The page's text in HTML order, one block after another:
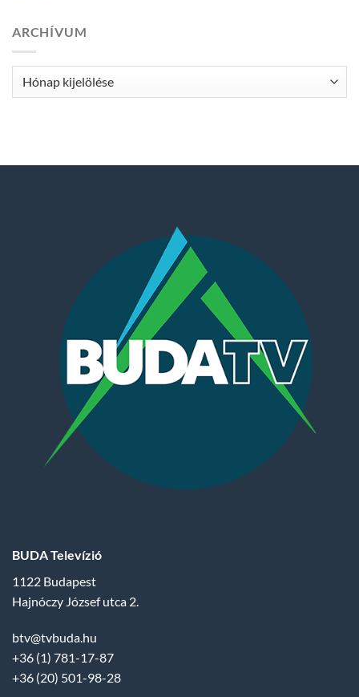
ARCHÍVUM
Archívum
BUDA Televízió
1122 Budapest
Hajnóczy József utca 2.
btv@tvbuda.hu
+36 (1) 781-17-87
+36 (20) 501-98-28